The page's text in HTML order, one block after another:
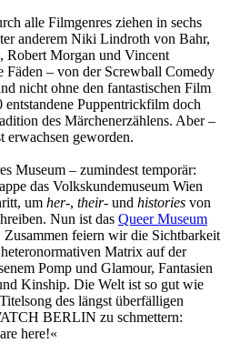
alle Filmgenres ziehen in sechs
anderem Niki Lindroth von Bahr,
Robert Morgan und Vincent
Fäden – von der Screwball Comedy
nicht ohne den fantastischen Film
Puppentrickfilm doch
des Märchenerzählens. Aber –
erwachsen geworden.
Museum – zumindest temporär:
das Volkskundemuseum Wien
um her-, their- und histories von
Nun ist das Queer Museum
Zusammen feiern wir die Sichtbarkeit
Matrix auf der
Pomp und Glamour, Fantasien
Kinship. Die Welt ist so gut wie
des längst überfälligen
BERLIN zu schmettern:
here!«